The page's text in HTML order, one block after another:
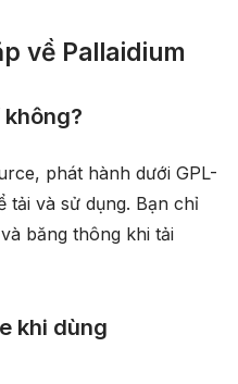
về Pallaidium
phát hành dưới GPL-
tải và sử dụng. Bạn chỉ
băng thông khi tải
khi dùng